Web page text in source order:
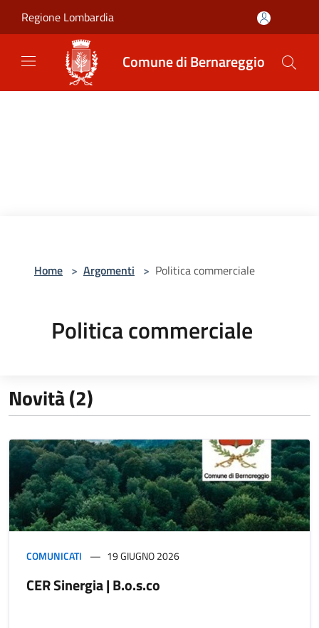
Regione Lombardia
Comune di Bernareggio
Home > Argomenti > Politica commerciale
Politica commerciale
Novità (2)
COMUNICATI 19 GIUGNO 2026
CER Sinergia | B.o.s.co